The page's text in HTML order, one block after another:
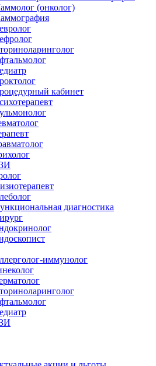
(онколог)
кабинет
диагностика
иммунолог